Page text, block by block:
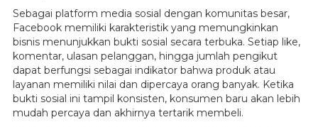
Sebagai platform media sosial dengan komunitas besar,
Facebook memiliki karakteristik yang memungkinkan
bisnis menunjukkan bukti sosial secara terbuka. Setiap like,
komentar, ulasan pelanggan, hingga jumlah pengikut
dapat berfungsi sebagai indikator bahwa produk atau
layanan memiliki nilai dan dipercaya orang banyak. Ketika
bukti sosial ini tampil konsisten, konsumen baru akan lebih
mudah percaya dan akhirnya tertarik membeli.